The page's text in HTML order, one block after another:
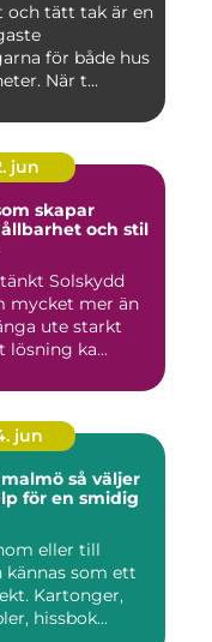
och tätt tak är en
för både hus
När t...
jun
skapar
och stil
Solskydd
mycket mer än
ute starkt
lösning ka...
jun
så väljer
för en smidig
eller till
kännas som ett
Kartonger,
hissbok...